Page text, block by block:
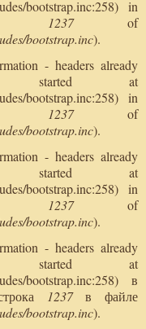
bootstrap.inc:258) in
1237of
bootstrap.inc).
- headers already
started at
bootstrap.inc:258) in
1237of
bootstrap.inc).
- headers already
started at
bootstrap.inc:258) in
1237of
bootstrap.inc).
- headers already
started at
bootstrap.inc:258) в
1237в файле
bootstrap.inc).